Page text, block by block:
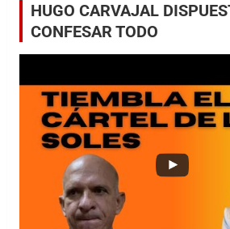
HUGO CARVAJAL
CONFESAR TODO